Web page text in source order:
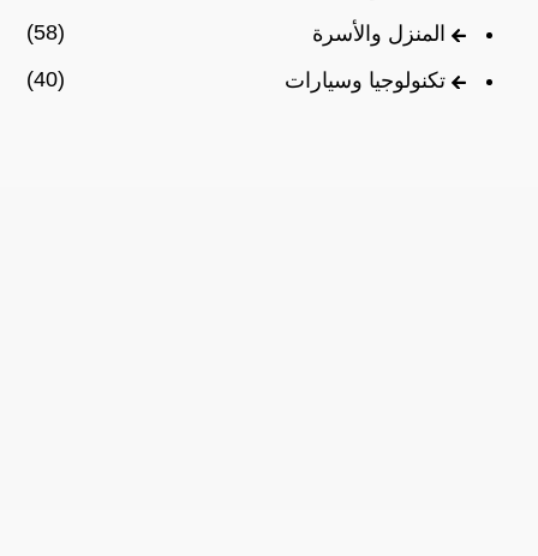
المنزل والأسرة
(58)
تكنولوجيا وسيارات
(40)